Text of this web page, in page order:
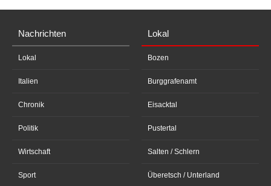
Nachrichten
Lokal
Italien
Chronik
Politik
Wirtschaft
Sport
Lokal
Bozen
Burggrafenamt
Eisacktal
Pustertal
Salten / Schlern
Überetsch / Unterland